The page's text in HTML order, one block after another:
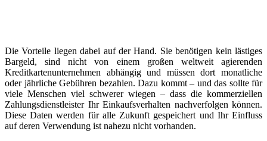
Die Vorteile liegen dabei auf der Hand. Sie benötigen kein lästiges
Bargeld, sind nicht von einem großen weltweit agierenden
Kreditkartenunternehmen abhängig und müssen dort monatliche
oder jährliche Gebühren bezahlen. Dazu kommt – und das sollte für
viele Menschen viel schwerer wiegen – dass die kommerziellen
Zahlungsdienstleister Ihr Einkaufsverhalten nachverfolgen können.
Diese Daten werden für alle Zukunft gespeichert und Ihr Einfluss
auf deren Verwendung ist nahezu nicht vorhanden.